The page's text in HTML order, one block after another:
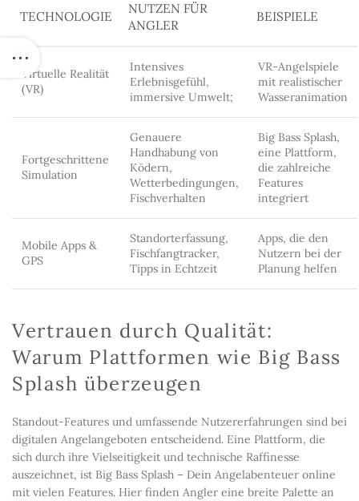
TECHNOLOGIE
NUTZEN FÜR
ANGLER
BEISPIELE
Virtuelle Realität
(VR)
Intensives
Erlebnisgefühl,
immersive Umwelt;
VR-Angelspiele
mit realistischer
Wasseranimation
Fortgeschrittene
Simulation
Genauere
Handhabung von
Ködern,
Wetterbedingungen,
Fischverhalten
Big Bass Splash,
eine Plattform,
die zahlreiche
Features
integriert
Mobile Apps &
GPS
Standorterfassung,
Fischfangtracker,
Tipps in Echtzeit
Apps, die den
Nutzern bei der
Planung helfen
Vertrauen durch Qualität:
Warum Plattformen wie Big Bass
Splash überzeugen
Standout-Features und umfassende Nutzererfahrungen sind bei
digitalen Angelangeboten entscheidend. Eine Plattform, die
sich durch ihre Vielseitigkeit und technische Raffinesse
auszeichnet, ist Big Bass Splash – Dein Angelabenteuer online
mit vielen Features. Hier finden Angler eine breite Palette an